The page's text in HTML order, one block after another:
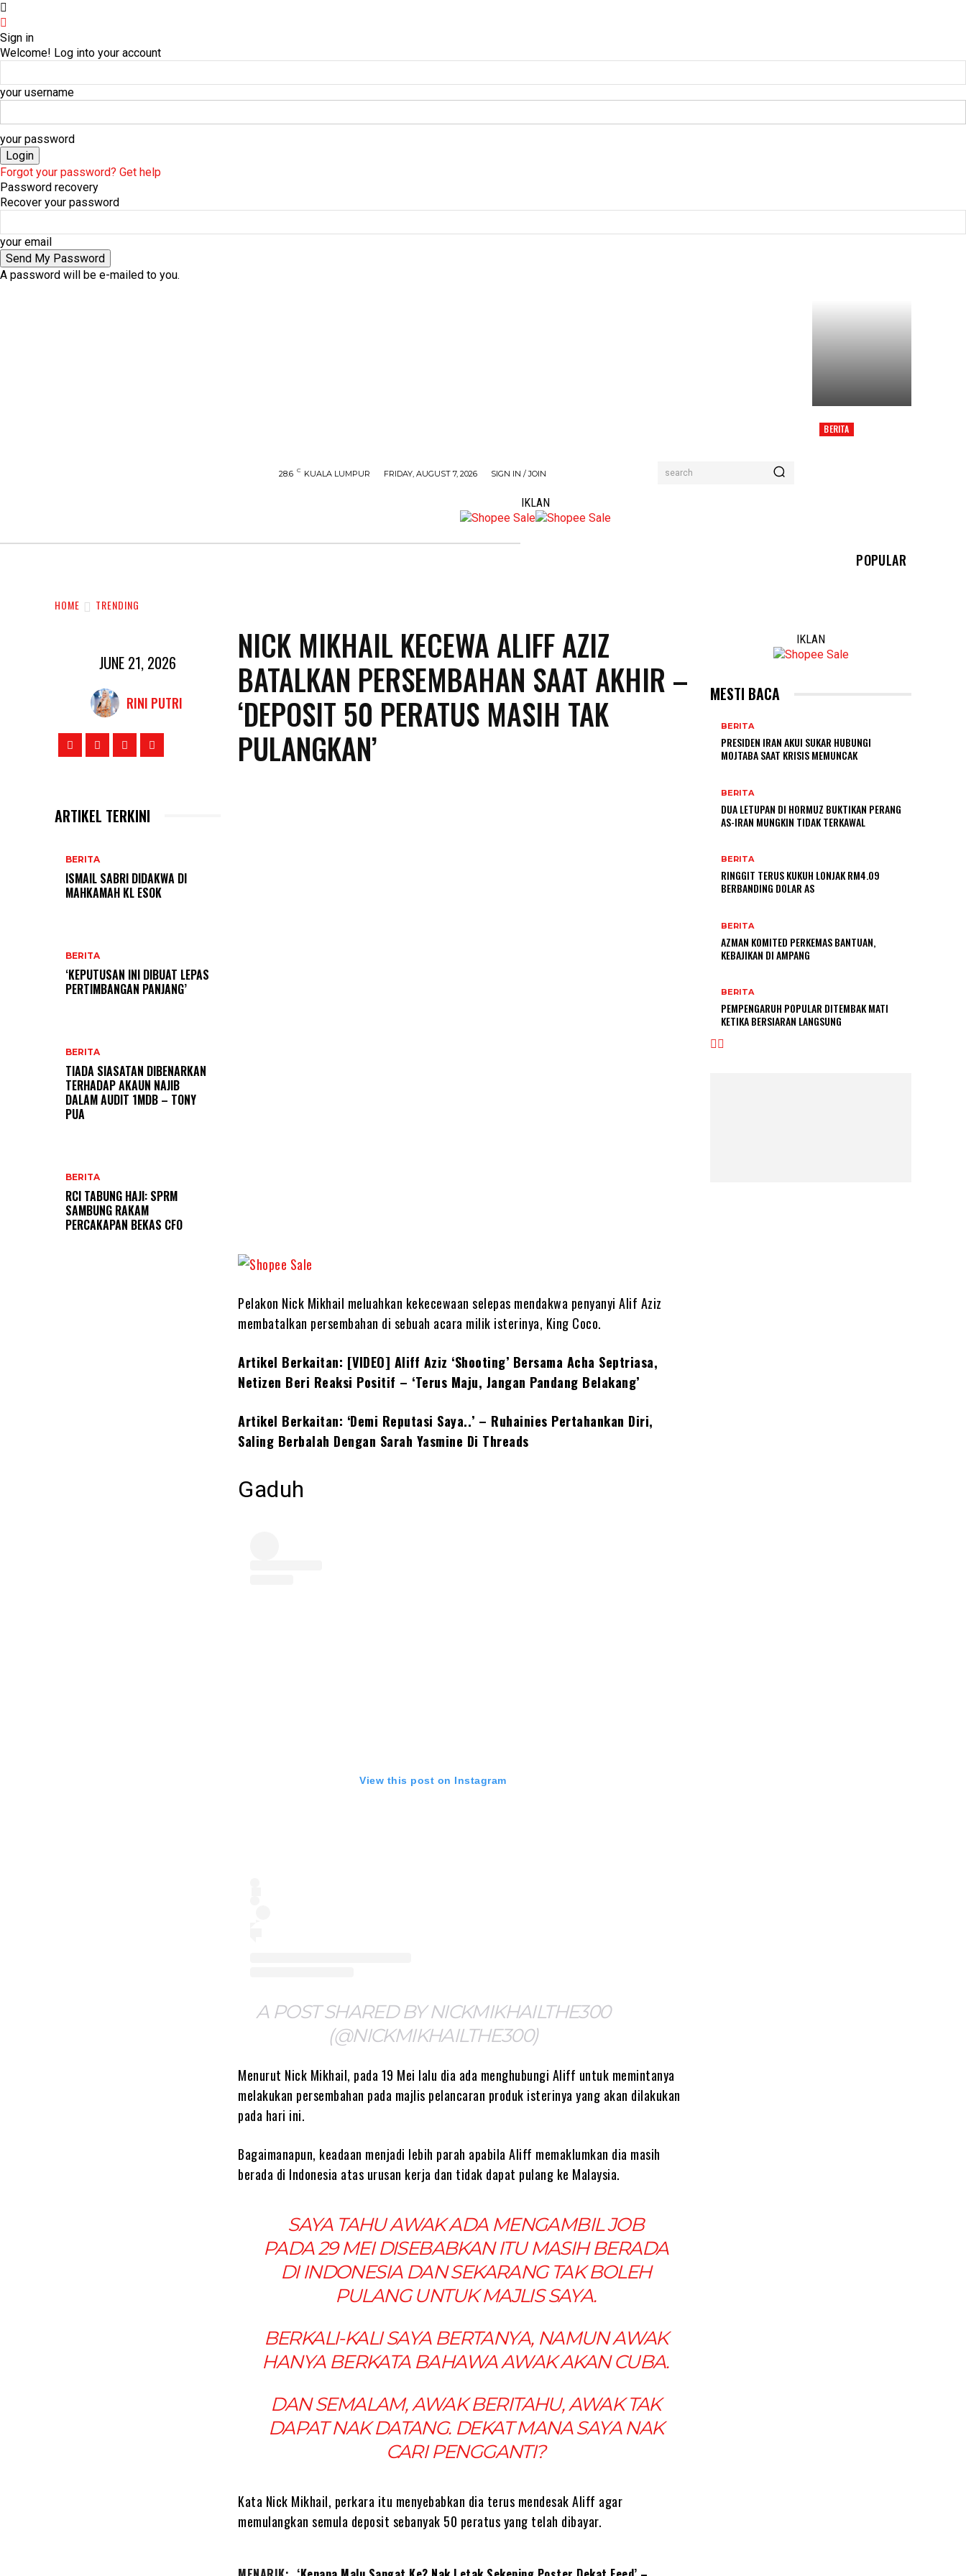
Sign in
Welcome! Log into your account
your username
your password
Forgot your password? Get help
Password recovery
Recover your password
your email
A password will be e-mailed to you.
28.6 C KUALA LUMPUR FRIDAY, AUGUST 7, 2026 SIGN IN / JOIN search
IKLAN
BERITA
POPULAR
HOME TRENDING
JUNE 21, 2026
RINI PUTRI
ARTIKEL TERKINI
BERITA
ISMAIL SABRI DIDAKWA DI
MAHKAMAH KL ESOK
BERITA
‘KEPUTUSAN INI DIBUAT LEPAS
PERTIMBANGAN PANJANG’
BERITA
TIADA SIASATAN DIBENARKAN
TERHADAP AKAUN NAJIB
DALAM AUDIT 1MDB – TONY
PUA
BERITA
RCI TABUNG HAJI: SPRM
SAMBUNG RAKAM
PERCAKAPAN BEKAS CFO
NICK MIKHAIL KECEWA ALIFF AZIZ
BATALKAN PERSEMBAHAN SAAT AKHIR –
‘DEPOSIT 50 PERATUS MASIH TAK
PULANGKAN’
Pelakon Nick Mikhail meluahkan kekecewaan selepas mendakwa penyanyi Alif Aziz
membatalkan persembahan di sebuah acara milik isterinya, King Coco.
Artikel Berkaitan: [VIDEO] Aliff Aziz ‘Shooting’ Bersama Acha Septriasa,
Netizen Beri Reaksi Positif – ‘Terus Maju, Jangan Pandang Belakang’
Artikel Berkaitan: ‘Demi Reputasi Saya..’ – Ruhainies Pertahankan Diri,
Saling Berbalah Dengan Sarah Yasmine Di Threads
Gaduh
View this post on Instagram
A POST SHARED BY NICKMIKHAILTHE300
(@NICKMIKHAILTHE300)
Menurut Nick Mikhail, pada 19 Mei lalu dia ada menghubungi Aliff untuk memintanya
melakukan persembahan pada majlis pelancaran produk isterinya yang akan dilakukan
pada hari ini.
Bagaimanapun, keadaan menjadi lebih parah apabila Aliff memaklumkan dia masih
berada di Indonesia atas urusan kerja dan tidak dapat pulang ke Malaysia.
SAYA TAHU AWAK ADA MENGAMBIL JOB
PADA 29 MEI DISEBABKAN ITU MASIH BERADA
DI INDONESIA DAN SEKARANG TAK BOLEH
PULANG UNTUK MAJLIS SAYA.
BERKALI-KALI SAYA BERTANYA, NAMUN AWAK
HANYA BERKATA BAHAWA AWAK AKAN CUBA.
DAN SEMALAM, AWAK BERITAHU, AWAK TAK
DAPAT NAK DATANG. DEKAT MANA SAYA NAK
CARI PENGGANTI?
Kata Nick Mikhail, perkara itu menyebabkan dia terus mendesak Aliff agar
memulangkan semula deposit sebanyak 50 peratus yang telah dibayar.
IKLAN
MESTI BACA
BERITA
PRESIDEN IRAN AKUI SUKAR HUBUNGI
MOJTABA SAAT KRISIS MEMUNCAK
BERITA
DUA LETUPAN DI HORMUZ BUKTIKAN PERANG
AS-IRAN MUNGKIN TIDAK TERKAWAL
BERITA
RINGGIT TERUS KUKUH LONJAK RM4.09
BERBANDING DOLAR AS
BERITA
AZMAN KOMITED PERKEMAS BANTUAN,
KEBAJIKAN DI AMPANG
BERITA
PEMPENGARUH POPULAR DITEMBAK MATI
KETIKA BERSIARAN LANGSUNG